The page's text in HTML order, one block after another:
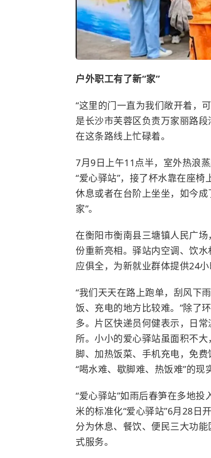
户外职工有了新“家”
“这里的门一直为我们敞开着，
是长沙市芙蓉区负责万家丽路
在这条路线上忙碌着。
7月9日上午11点半，室外热浪
“爱心驿站”，接了杯水靠在座
休息或者在台阶上坐坐，如今成
家”。
在衡阳市衡南县三塘镇人民广
份重新亮相。驿站内空调、饮
应俱全，为新就业群体提供24小
“我们天天在路上跑单，刮风下
饭、充电的地方比较难。”除了
多。片区快递员何健表示，日
所。小小的爱心驿站虽面积不
脚、加热饭菜、手机充电，免
“喝水难、歇脚难、热饭难”的现
“爱心驿站”如雨后春笋在多地
米的标准化“爱心驿站”6月28日
分为休息、餐饮、便民三大功
式服务。